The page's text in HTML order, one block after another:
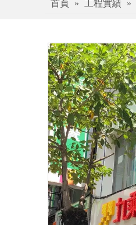
首頁 » 工程實績 »